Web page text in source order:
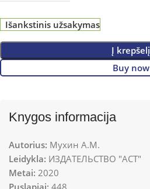
Išankstinis užsakymas
Į krepšelį
Buy now
Knygos informacija
Autorius: Мухин А.М.
Leidykla: ИЗДАТЕЛЬСТВО "АСТ"
Metai: 2020